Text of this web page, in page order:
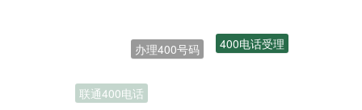
联通400电话
400电话受理